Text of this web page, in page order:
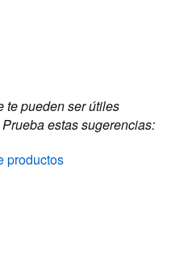
te pueden ser útiles
estas sugerencias:
productos